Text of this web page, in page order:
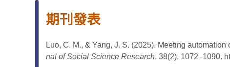
期刊發表
Luo, C. M., & Yang, J. S. (2025). Meeting
nal of Social Science Research, 38(2), 1072–1090.